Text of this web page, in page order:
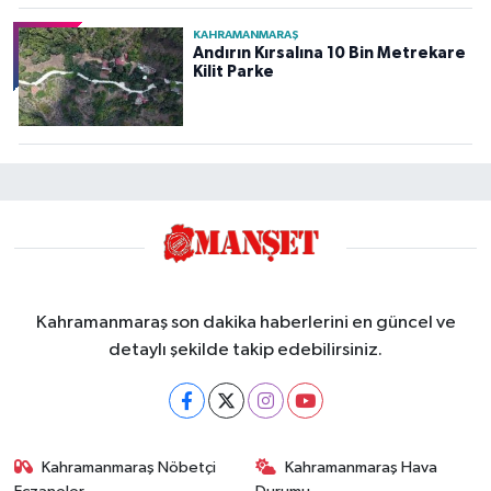
KAHRAMANMARAŞ
Andırın Kırsalına 10 Bin Metrekare
Kilit Parke
Kahramanmaraş son dakika haberlerini en güncel ve
detaylı şekilde takip edebilirsiniz.
Kahramanmaraş Nöbetçi
Kahramanmaraş Hava